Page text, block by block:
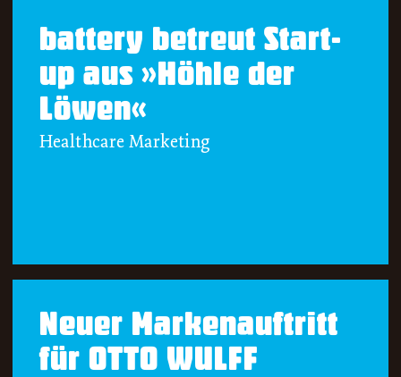
battery betreut Start-
up aus »Höhle der
Löwen«
Healthcare Marketing
Neuer Markenauftritt
für OTTO WULFF